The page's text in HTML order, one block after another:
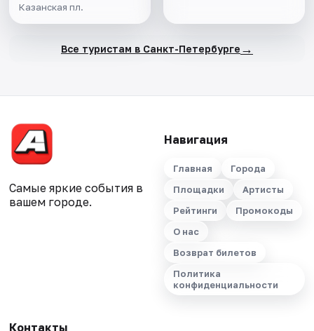
Казанская пл.
Все туристам в Санкт-Петербурге →
Самые яркие события в
вашем городе.
Навигация
Главная
Города
Площадки
Артисты
Рейтинги
Промокоды
О нас
Возврат билетов
Политика
конфиденциальности
Контакты